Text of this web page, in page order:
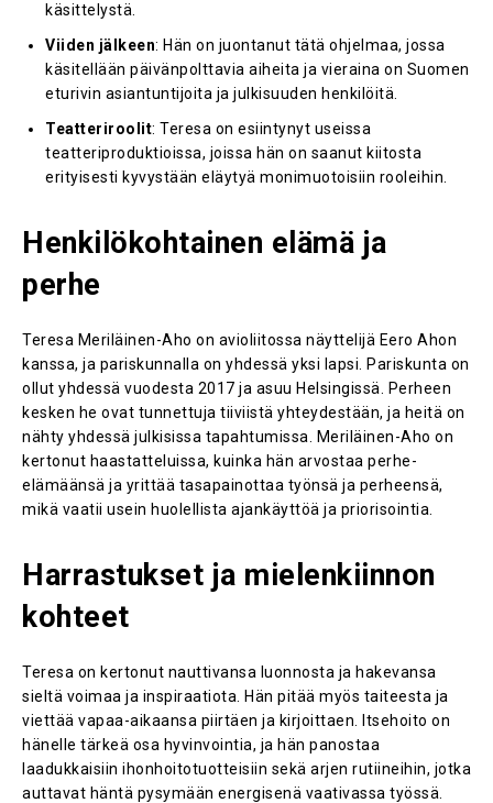
käsittelystä.
Viiden jälkeen: Hän on juontanut tätä ohjelmaa, jossa
käsitellään päivänpolttavia aiheita ja vieraina on Suomen
eturivin asiantuntijoita ja julkisuuden henkilöitä.
Teatteriroolit: Teresa on esiintynyt useissa
teatteriproduktioissa, joissa hän on saanut kiitosta
erityisesti kyvystään eläytyä monimuotoisiin rooleihin.
Henkilökohtainen elämä ja
perhe
Teresa Meriläinen-Aho on avioliitossa näyttelijä Eero Ahon
kanssa, ja pariskunnalla on yhdessä yksi lapsi. Pariskunta on
ollut yhdessä vuodesta 2017 ja asuu Helsingissä. Perheen
kesken he ovat tunnettuja tiiviistä yhteydestään, ja heitä on
nähty yhdessä julkisissa tapahtumissa. Meriläinen-Aho on
kertonut haastatteluissa, kuinka hän arvostaa perhe-
elämäänsä ja yrittää tasapainottaa työnsä ja perheensä,
mikä vaatii usein huolellista ajankäyttöä ja priorisointia​.
Harrastukset ja mielenkiinnon
kohteet
Teresa on kertonut nauttivansa luonnosta ja hakevansa
sieltä voimaa ja inspiraatiota. Hän pitää myös taiteesta ja
viettää vapaa-aikaansa piirtäen ja kirjoittaen. Itsehoito on
hänelle tärkeä osa hyvinvointia, ja hän panostaa
laadukkaisiin ihonhoitotuotteisiin sekä arjen rutiineihin, jotka
auttavat häntä pysymään energisenä vaativassa työssä​.